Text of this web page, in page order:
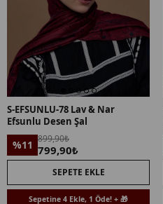
S-EFSUNLU-78 Lav & Nar
Efsunlu Desen Şal
%11 899,90₺
799,90₺
SEPETE EKLE
Sepetine 4 Ekle, 1 Öde! + 🎁